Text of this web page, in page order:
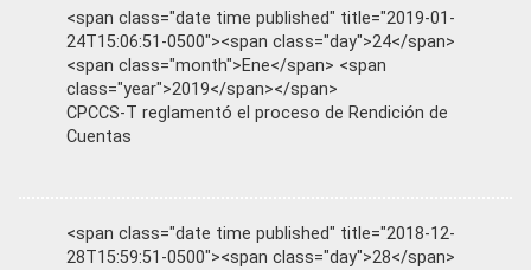
<span class="date time published" title="2019-01-
24T15:06:51-0500"><span class="day">24</span>
<span class="month">Ene</span> <span
class="year">2019</span></span>
CPCCS-T reglamentó el proceso de Rendición de
Cuentas
<span class="date time published" title="2018-12-
28T15:59:51-0500"><span class="day">28</span>